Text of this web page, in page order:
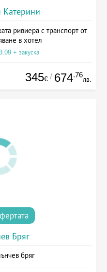
Катерини
ривиера с транспорт от
в хотел
+ закуска
345€ / 674.76
лв.
Бряг
бряг